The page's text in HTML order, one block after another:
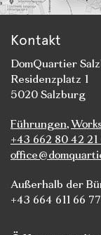
Kontakt
DomQuartier
Residenzplatz 1
5020 Salzburg
Führungen,
+43 662 80 42 21
Außerhalb der
+43 664 611 66